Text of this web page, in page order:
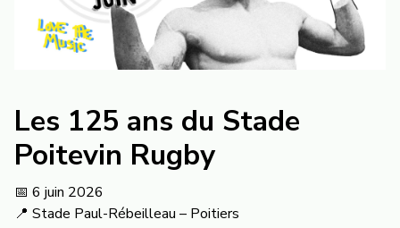
Les 125 ans du Stade
Poitevin Rugby
📅 6 juin 2026
📍 Stade Paul-Rébeilleau – Poitiers